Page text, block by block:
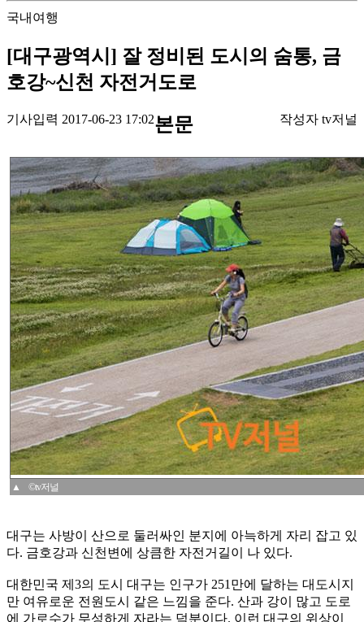
국내여행
[대구광역시] 잘 정비된 도시의 숨통, 금
호강~신천 자전거도로
기사입력 2017-06-23 17:02 작성자 tv저널
본문
▲ ©tv저널
대구는 사방이 산으로 둘러싸인 분지에 아늑하게 자리 잡고 있
다. 금호강과 신천변에 상큼한 자전거길이 나 있다.
대한민국 제3의 도시 대구는 인구가 251만에 달하는 대도시지
만 여유로운 전원도시 같은 느낌을 준다. 산과 강이 많고 도로
에 가로수가 무성하게 자라는 덕분이다. 이런 대구의 위상이